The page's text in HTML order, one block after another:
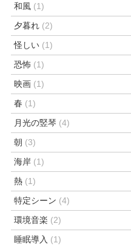
和風 (1)
夕暮れ (2)
怪しい (1)
恐怖 (1)
映画 (1)
春 (1)
月光の竪琴 (4)
朝 (3)
海岸 (1)
熱 (1)
特定シーン (4)
環境音楽 (2)
睡眠導入 (1)